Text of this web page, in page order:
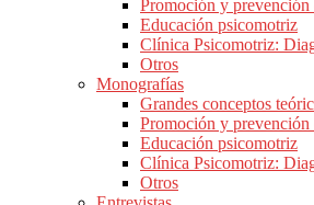
Promoción y prevención
Educación psicomotriz
Clínica Psicomotriz:
Otros
Monografías
Grandes conceptos
Promoción y prevención
Educación psicomotriz
Clínica Psicomotriz:
Otros